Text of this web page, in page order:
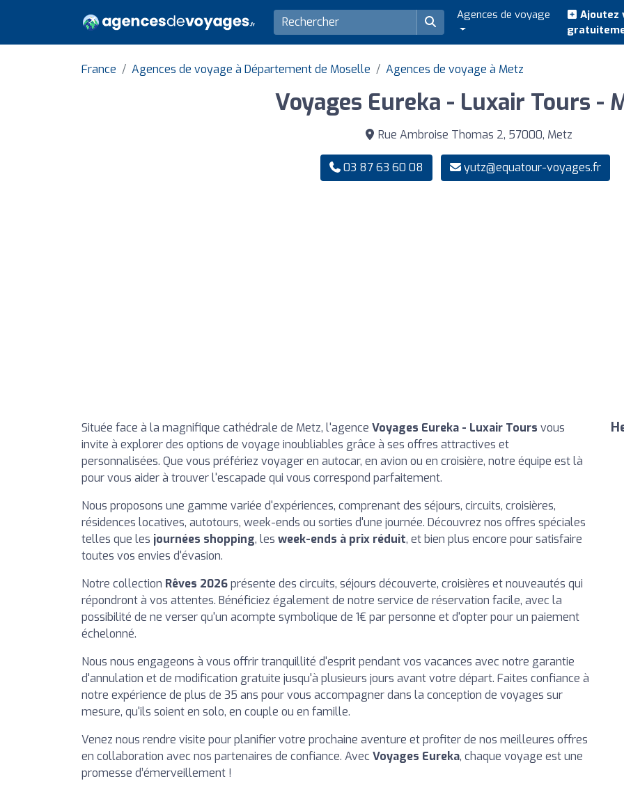
Agences de voyage
Ajoutez
France Agences de voyage à Département de Moselle Agences de voyage à Metz
Voyages Eureka - Luxair Tours -
Rue Ambroise Thomas 2, 57000, Metz
03 87 63 60 08 yutz@equatour-voyages.fr
Située face à la magnifique cathédrale de Metz, l'agence Voyages Eureka - Luxair Tours vous
invite à explorer des options de voyage inoubliables grâce à ses offres attractives et
personnalisées. Que vous préfériez voyager en autocar, en avion ou en croisière, notre équipe est là
pour vous aider à trouver l'escapade qui vous correspond parfaitement.
Nous proposons une gamme variée d'expériences, comprenant des séjours, circuits, croisières,
résidences locatives, autotours, week-ends ou sorties d'une journée. Découvrez nos offres spéciales
telles que les journées shopping, les week-ends à prix réduit, et bien plus encore pour satisfaire
toutes vos envies d'évasion.
Notre collection Rêves 2026présente des circuits, séjours découverte, croisières et nouveautés qui
répondront à vos attentes. Bénéficiez également de notre service de réservation facile, avec la
possibilité de ne verser qu'un acompte symbolique de 1€ par personne et d'opter pour un paiement
échelonné.
Nous nous engageons à vous offrir tranquillité d'esprit pendant vos vacances avec notre garantie
d'annulation et de modification gratuite jusqu'à plusieurs jours avant votre départ. Faites confiance à
notre expérience de plus de 35 ans pour vous accompagner dans la conception de voyages sur
mesure, qu'ils soient en solo, en couple ou en famille.
Venez nous rendre visite pour planifier votre prochaine aventure et profiter de nos meilleures offres
en collaboration avec nos partenaires de confiance. AvecVoyages Eureka, chaque voyage est une
promesse d’émerveillement !